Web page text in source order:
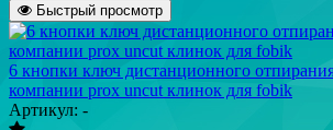
Быстрый просмотр
6 кнопки ключ дистанционного
компании prox uncut клинок для fobik
Артикул: -